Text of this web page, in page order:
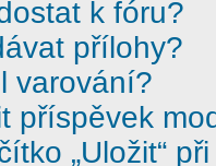
k fóru?
přílohy?
varování?
příspěvek
„Uložit“